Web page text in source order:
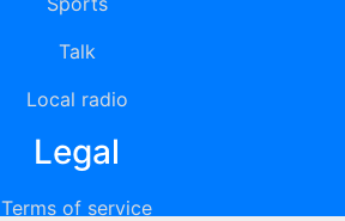
Talk
Local radio
Legal
Terms of service